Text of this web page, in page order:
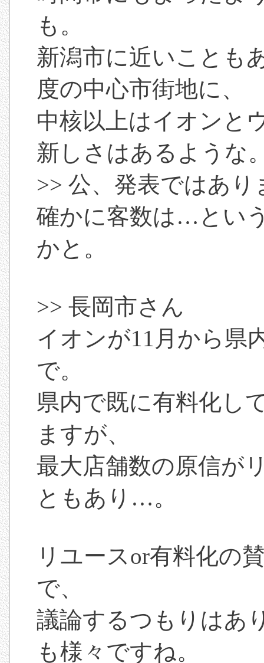
も。
新潟市に近いことも
度の中心市街地に、
中核以上はイオンと
新しさはあるような
>> 公、発表ではあり
確かに客数は…とい
かと。
>> 長岡市さん
イオンが11月から県
で。
県内で既に有料化し
ますが、
最大店舗数の原信が
ともあり…。
リユースor有料化の
で、
議論するつもりはあ
も様々ですね。